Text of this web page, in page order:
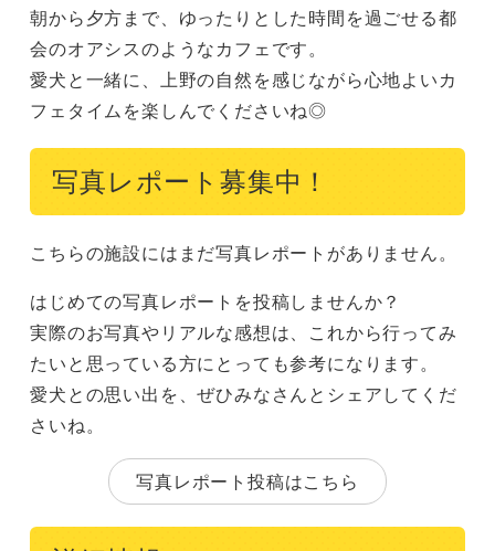
朝から夕方まで、ゆったりとした時間を過ごせる都
会のオアシスのようなカフェです。
愛犬と一緒に、上野の自然を感じながら心地よいカ
フェタイムを楽しんでくださいね◎
写真レポート募集中！
こちらの施設にはまだ写真レポートがありません。
はじめての写真レポートを投稿しませんか？
実際のお写真やリアルな感想は、これから行ってみ
たいと思っている方にとっても参考になります。
愛犬との思い出を、ぜひみなさんとシェアしてくだ
さいね。
写真レポート投稿はこちら